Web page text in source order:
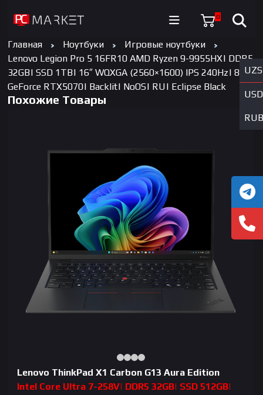
0
UZS
USD
RUB
Главная Ноутбуки
Игровые ноутбуки
Lenovo Legion Pro 5 16FR10 AMD Ryzen 9-9955HX| DDR5
32GB| SSD 1TB| 16″ WQXGA (2560×1600) IPS 240Hz| 8GB
GeForce RTX5070| Backlit| NoOS| RU| Eclipse Black
Похожие Товары
Lenovo ThinkPad X1 Carbon G13 Aura Edition
Intel Core Ultra 7-258V| DDR5 32GB| SSD 512GB|